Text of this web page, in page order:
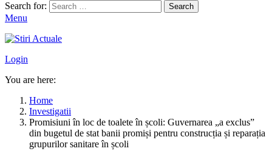
Search for:
Search
Menu
Login
You are here:
Home
Investigatii
Promisiuni în loc de toalete în școli: Guvernarea „a exclus”
din bugetul de stat banii promiși pentru construcția și reparația
grupurilor sanitare în școli